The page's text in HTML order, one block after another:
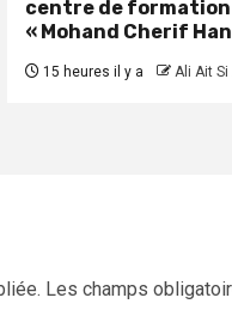
centre de formation
« Mohand Cherif
15 heures il y a Ali Ait Si
Les champs